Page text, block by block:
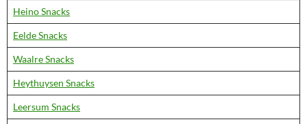
Heino Snacks
Eelde Snacks
Waalre Snacks
Heythuysen Snacks
Leersum Snacks